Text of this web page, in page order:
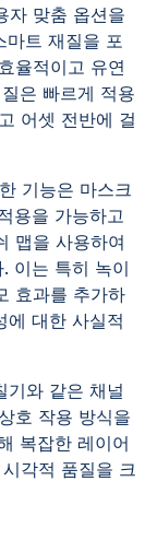
자 맞춤 옵션을
트 재질을 포
율적이고 유연
은 빠르게 적용
어셋 전반에 걸
기능은 마스크
용을 가능하고
맵을 사용하여
이는 특히 녹이
효과를 추가하
에 대한 사실적
기와 같은 채널
호 작용 방식을
복잡한 레이어
각적 품질을 크